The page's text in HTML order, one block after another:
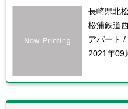
長崎県北
松浦鉄道
アパート /
2021年09